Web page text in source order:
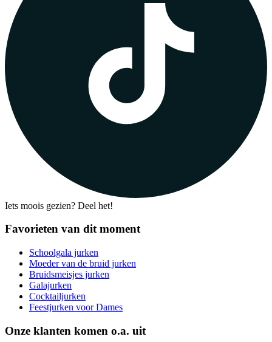
Iets moois gezien? Deel het!
Favorieten van dit moment
Schoolgala jurken
Moeder van de bruid jurken
Bruidsmeisjes jurken
Galajurken
Cocktailjurken
Feestjurken voor Dames
Onze klanten komen o.a. uit